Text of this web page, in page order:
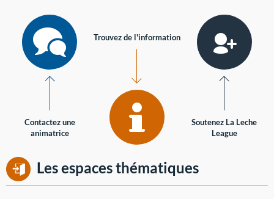
Contactez une
animatrice
Trouvez de l'information
Soutenez La Leche
League
Les espaces thématiques